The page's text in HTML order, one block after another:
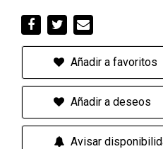
Añadir a favoritos
Añadir a deseos
Avisar